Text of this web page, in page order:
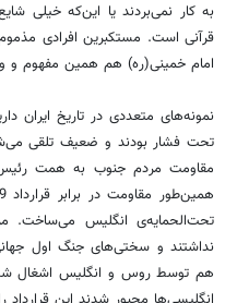
به کار نمی‌بردند یا این‌که خیلی
قرآنی است. مستکبرین افرادی
امام خمینی(ره) هم همین مفهوم و
نمونه‌های متعددی در تاریخ ایران
تحت فشار بودند و ضعیف تلقی
مقاومت مردم جنوب به همت
تحت‌الحمایه‌ی انگلیس
نداشتند و سختی‌های جنگ اول
هم توسط روس و انگلیس اشغال شده